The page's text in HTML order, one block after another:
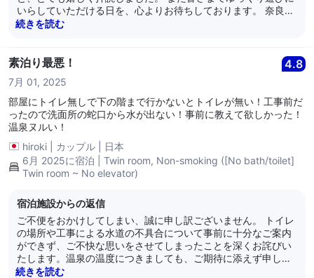
いらしていただける日を、心よりお待ちしております。 奈良パ
ークホテル
続きを読む
素泊り最悪！ 4.8
7月 01, 2025
部屋にトイレ無しで下の階まで行かないとトイレが無い！工事前だ
ったので洗面所の蛇口から水が出ない！事前に教えて欲しかった！
温泉ヌルい！
hiroki
カップル
日本
6月 2025に宿泊 | Twin room, Non-smoking ([No bath/toilet]
Twin room ~ No elevator)
宿泊施設からの返信
ご不便をおかけしてしまい、誠に申し訳ございません。 トイレ
の場所や工事による水道の不具合について事前に十分なご案内
ができず、ご不快な思いをさせてしまったことを深くお詫びい
たします。温泉の温度につきましても、ご期待に添えず申し訳
ございません。 いただいたご意見は真摯に受け止め、設備面・
続きを読む